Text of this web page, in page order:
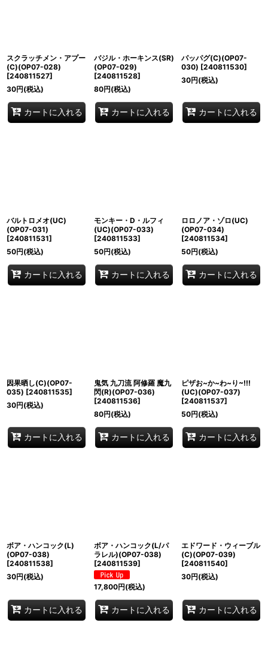
スクラッチメン・アプー
(C)(OP07-028)
[240811527]
30円(税込)
カートに入れる
バジル・ホーキンス(SR)
(OP07-029)
[240811528]
80円(税込)
カートに入れる
パッパグ(C)(OP07-
030) [240811530]
30円(税込)
カートに入れる
バルトロメオ(UC)
(OP07-031)
[240811531]
50円(税込)
カートに入れる
モンキー・D・ルフィ
(UC)(OP07-033)
[240811533]
50円(税込)
カートに入れる
ロロノア・ゾロ(UC)
(OP07-034)
[240811534]
50円(税込)
カートに入れる
因果晒し(C)(OP07-
035) [240811535]
30円(税込)
カートに入れる
鬼気 九刀流 阿修羅 魔九
閃(R)(OP07-036)
[240811536]
80円(税込)
カートに入れる
ピザお~か~わ~り~!!!
(UC)(OP07-037)
[240811537]
50円(税込)
カートに入れる
ボア・ハンコック(L)
(OP07-038)
[240811538]
30円(税込)
カートに入れる
ボア・ハンコック(L/パ
ラレル)(OP07-038)
[240811539]
17,800円(税込)
カートに入れる
エドワード・ウィーブル
(C)(OP07-039)
[240811540]
30円(税込)
カートに入れる